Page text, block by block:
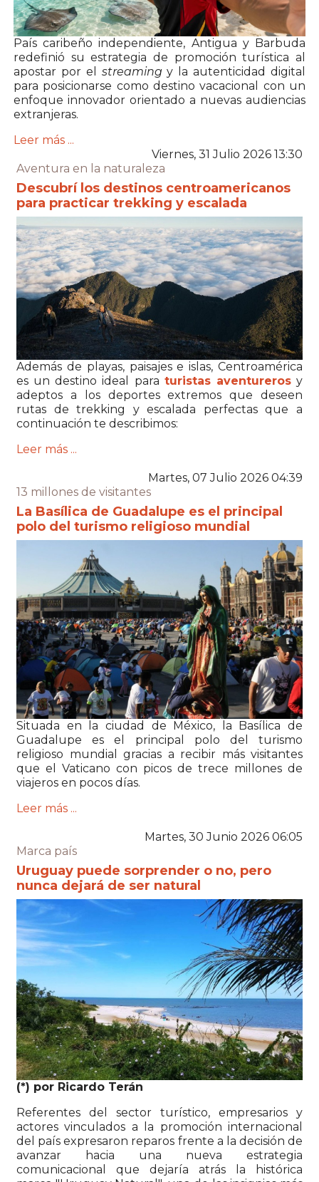
País caribeño independiente, Antigua y Barbuda
redefinió su estrategia de promoción turística al
apostar por el streamingy la autenticidad digital
para posicionarse como destino vacacional con un
enfoque innovador orientado a nuevas audiencias
extranjeras.
Leer más ...
Viernes, 31 Julio 2026 13:30
Aventura en la naturaleza
Descubrí los destinos centroamericanos
para practicar trekking y escalada
Además de playas, paisajes e islas, Centroamérica
es un destino ideal para turistas aventurerosy
adeptos a los deportes extremos que deseen
rutas de trekking y escalada perfectas que a
continuación te describimos:
Leer más ...
Martes, 07 Julio 2026 04:39
13 millones de visitantes
La Basílica de Guadalupe es el principal
polo del turismo religioso mundial
Situada en la ciudad de México, la Basílica de
Guadalupe es el principal polo del turismo
religioso mundial gracias a recibir más visitantes
que el Vaticano con picos de trece millones de
viajeros en pocos días.
Leer más ...
Martes, 30 Junio 2026 06:05
Marca país
Uruguay puede sorprender o no, pero
nunca dejará de ser natural
(*) por Ricardo Terán
Referentes del sector turístico, empresarios y
actores vinculados a la promoción internacional
del país expresaron reparos frente a la decisión de
avanzar hacia una nueva estrategia
comunicacional que dejaría atrás la histórica